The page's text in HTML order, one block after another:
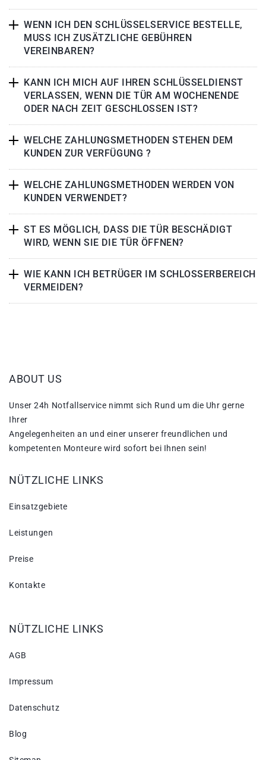
WENN ICH DEN SCHLÜSSELSERVICE BESTELLE,
MUSS ICH ZUSÄTZLICHE GEBÜHREN
VEREINBAREN?
KANN ICH MICH AUF IHREN SCHLÜSSELDIENST
VERLASSEN, WENN DIE TÜR AM WOCHENENDE
ODER NACH ZEIT GESCHLOSSEN IST?
WELCHE ZAHLUNGSMETHODEN STEHEN DEM
KUNDEN ZUR VERFÜGUNG ?
WELCHE ZAHLUNGSMETHODEN WERDEN VON
KUNDEN VERWENDET?
ST ES MÖGLICH, DASS DIE TÜR BESCHÄDIGT
WIRD, WENN SIE DIE TÜR ÖFFNEN?
WIE KANN ICH BETRÜGER IM SCHLOSSERBEREICH
VERMEIDEN?
ABOUT US
Unser 24h Notfallservice nimmt sich Rund um die Uhr gerne
Ihrer
Angelegenheiten an und einer unserer freundlichen und
kompetenten Monteure wird sofort bei Ihnen sein!
NÜTZLICHE LINKS
Einsatzgebiete
Leistungen
Preise
Kontakte
NÜTZLICHE LINKS
AGB
Impressum
Datenschutz
Blog